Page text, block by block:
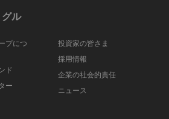
ル
プにつ
ド
ー
投資家の皆さま
採用情報
企業の社会的責任
ニュース